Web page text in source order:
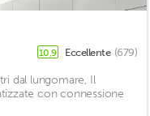
10,9 Eccellente (679)
dal lungomare, Il
con connessione